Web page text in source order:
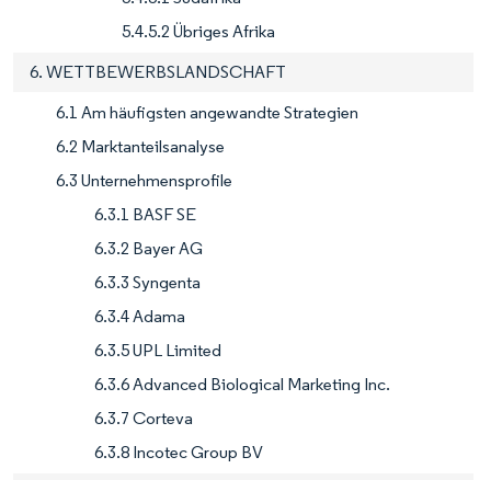
5.4.5.2 Übriges Afrika
6. WETTBEWERBSLANDSCHAFT
6.1 Am häufigsten angewandte Strategien
6.2 Marktanteilsanalyse
6.3 Unternehmensprofile
6.3.1 BASF SE
6.3.2 Bayer AG
6.3.3 Syngenta
6.3.4 Adama
6.3.5 UPL Limited
6.3.6 Advanced Biological Marketing Inc.
6.3.7 Corteva
6.3.8 Incotec Group BV